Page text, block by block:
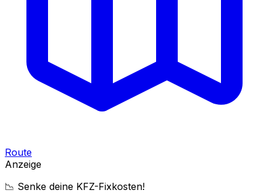
Route
Anzeige
📉 Senke deine KFZ-Fixkosten!